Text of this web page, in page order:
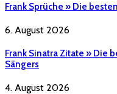
Frank Sprüche » Die
6. August 2026
Frank Sinatra Zitate » Die
Sängers
4. August 2026